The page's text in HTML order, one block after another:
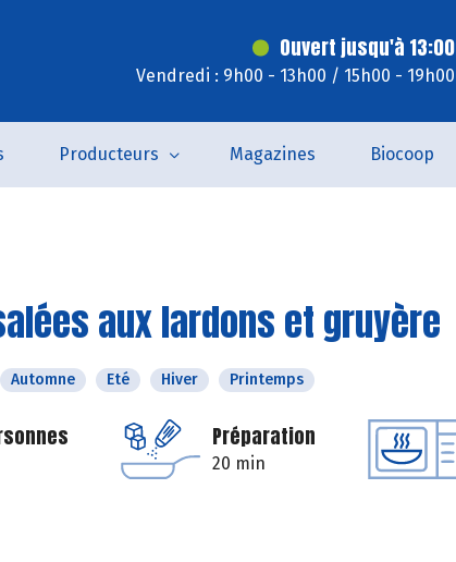
Ouvert jusqu'à 13:00
Vendredi : 9h00 - 13h00 / 15h00 - 19h00
Producteurs Magazines Biocoop
aux lardons et gruyère
Automne Eté Hiver Printemps
Préparation
20 min